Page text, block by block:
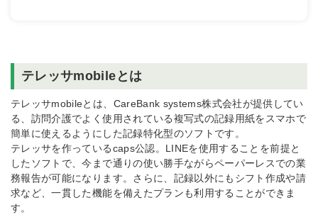
テレッサmobileとは
テレッサmobileとは、CareBank systems株式会社が提供してい
る、訪問介護でよく使用されている複写式の記録用紙をスマホで
簡単に使えるようにした記録特化型のソフトです。
テレッサを作っているcaps公認。LINEを使用することを前提と
したソフトで、今まで通りの使い勝手ながらペーパーレスでの業
務報告が可能になります。さらに、記録以外にもシフト作成や請
求など、一貫した機能を備えたプランも利用することができま
す。